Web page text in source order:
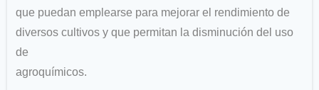
que puedan emplearse para mejorar el rendimiento de
diversos cultivos y que permitan la disminución del uso
de
agroquímicos.